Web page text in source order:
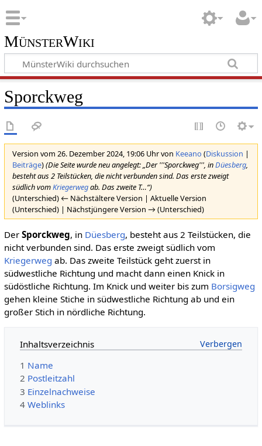
MünsterWiki
Sporckweg
Version vom 26. Dezember 2024, 19:06 Uhr von Keeano (Diskussion |
Beiträge)(Die Seite wurde neu angelegt: „Der '''Sporckweg''', inDüesberg,
besteht aus 2 Teilstücken, die nicht verbunden sind. Das erste zweigt
südlich vomKriegerwegab. Das zweite T…“)
(Unterschied) ← Nächstältere Version | Aktuelle Version
(Unterschied) | Nächstjüngere Version → (Unterschied)
Der Sporckweg, in Düesberg, besteht aus 2 Teilstücken, die
nicht verbunden sind. Das erste zweigt südlich vom
Kriegerweg ab. Das zweite Teilstück geht zuerst in
südwestliche Richtung und macht dann einen Knick in
südöstliche Richtung. Im Knick und weiter bis zum Borsigweg
gehen kleine Stiche in südwestliche Richtung ab und ein
großer Stich in nördliche Richtung.
Inhaltsverzeichnis
1 Name
2 Postleitzahl
3 Einzelnachweise
4 Weblinks